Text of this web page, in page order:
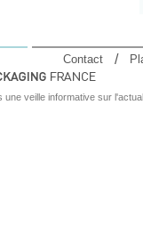
veille informative sur
Contact